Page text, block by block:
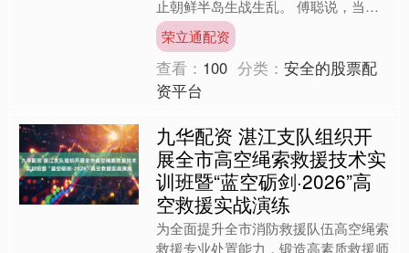
止朝鲜半岛生战生乱。 傅聪说，当前
国际安全形势持续恶化，地区热点问题
和冲突延宕难解。一个和....
荣立通配资
查看： 100 分类：安全的股票配
资平台
九华配资 湛江支队组织开
展全市高空绳索救援技术实
训班暨“蓝空砺剑·2026”高
空救援实战演练
为全面提升全市消防救援队伍高空绳索
救援专业处置能力，锻造高素质救援师